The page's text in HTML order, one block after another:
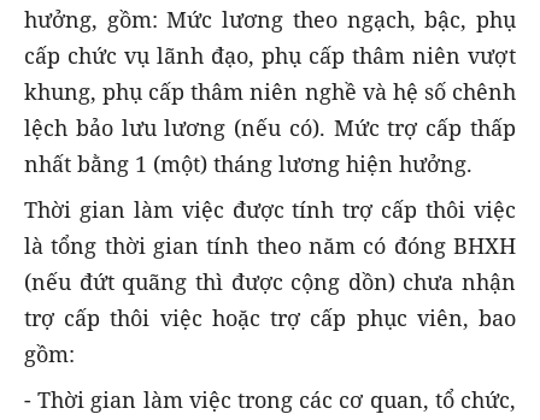
hưởng, gồm: Mức lương theo ngạch, bậc, phụ
cấp chức vụ lãnh đạo, phụ cấp thâm niên vượt
khung, phụ cấp thâm niên nghề và hệ số chênh
lệch bảo lưu lương (nếu có). Mức trợ cấp thấp
nhất bằng 1 (một) tháng lương hiện hưởng.
Thời gian làm việc được tính trợ cấp thôi việc
là tổng thời gian tính theo năm có đóng BHXH
(nếu đứt quãng thì được cộng dồn) chưa nhận
trợ cấp thôi việc hoặc trợ cấp phục viên, bao
gồm:
- Thời gian làm việc trong các cơ quan, tổ chức,